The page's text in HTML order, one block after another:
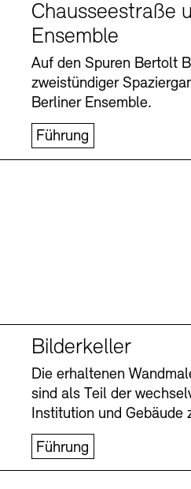
Chausseestraße
Ensemble
Auf den Spuren Bertolt
zweistündiger
Berliner Ensemble.
Führung
Bilderkeller
Die erhaltenen
sind als Teil der
Institution und Gebäude
Führung